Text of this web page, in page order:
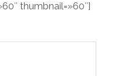
thumbnail=»60″]